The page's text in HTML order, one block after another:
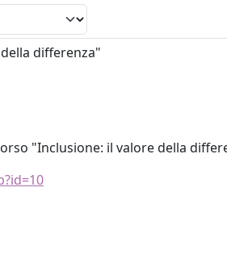
differenza"
"Inclusione: il valore della